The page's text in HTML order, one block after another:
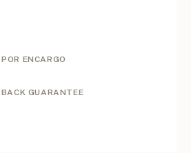
ENCARGO
GUARANTEE